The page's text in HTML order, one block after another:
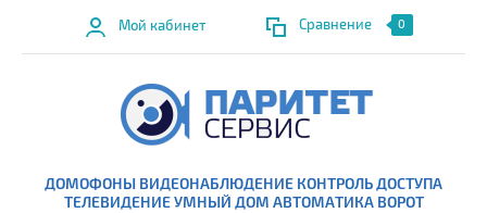
Мой кабинет Сравнение 0
ДОМОФОНЫ ВИДЕОНАБЛЮДЕНИЕ КОНТРОЛЬ ДОСТУПА
ТЕЛЕВИДЕНИЕ УМНЫЙ ДОМ АВТОМАТИКА ВОРОТ